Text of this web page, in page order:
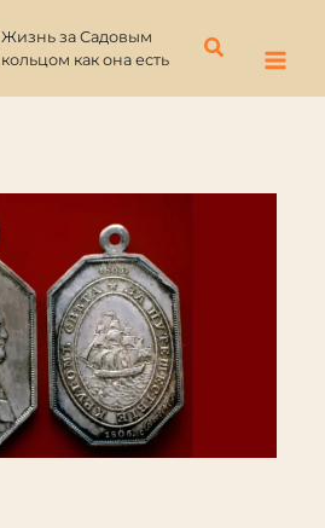
Жизнь за Садовым
кольцом как она есть
Поиск